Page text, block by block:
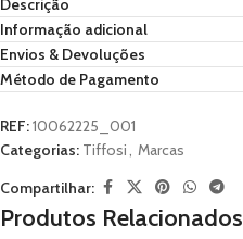
Descrição
Informação adicional
Envios & Devoluções
Método de Pagamento
REF:10062225_001
Categorias: Tiffosi, Marcas
Compartilhar:
Produtos Relacionados